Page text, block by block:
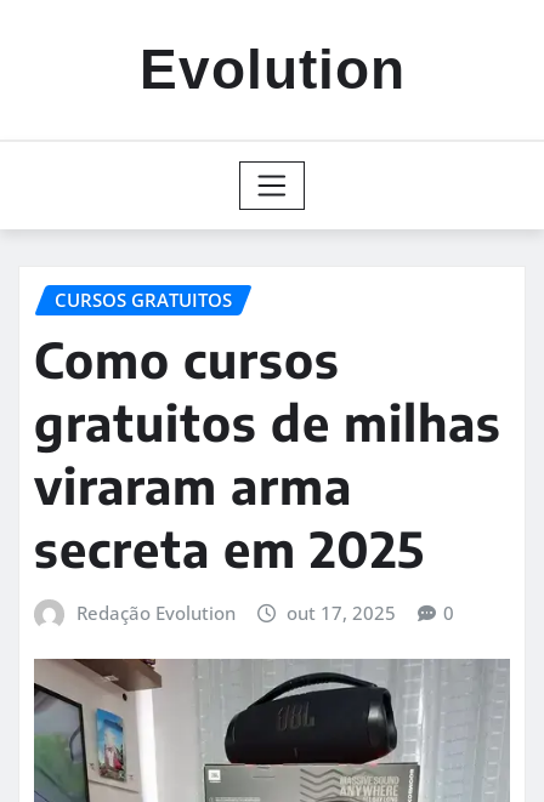
Evolution
CURSOS GRATUITOS
Como cursos
gratuitos de milhas
viraram arma
secreta em 2025
Redação Evolution out 17, 2025 0